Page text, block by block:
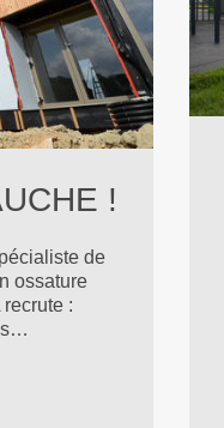
!
de
ossature
: